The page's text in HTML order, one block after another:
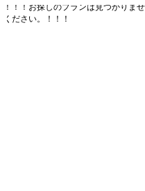
！！！お探しのプランは見つかりま
ください。！！！